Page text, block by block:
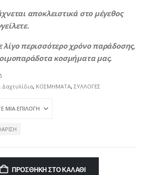
αποκλειστικά στο μέγεθος
λίγο περισσότερο χρόνο παράδοσης,
κοσμήματα μας.
, Δαχτυλίδια, ΚΟΣΜΗΜΑΤΑ, ΣΥΛΛΟΓΕΣ
ΠΡΟΣΘΉΚΗ ΣΤΟ ΚΑΛΆΘΙ